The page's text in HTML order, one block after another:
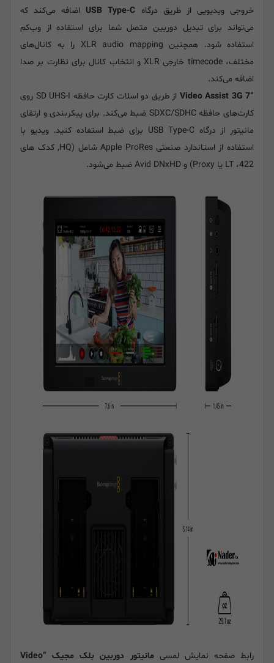
خروجی ویدیویی از طریق درگاه USB Type-C اضافه می‌کند که
می‌تواند برای تبدیل دوربین متصل شما برای استفاده از وب‌کم
استفاده شود. همچنین XLR audio mapping را به کانال‌های
مختلف، timecode خارجی XLR و انتخاب کانال برای نظارت بر صدا
اضافه می‌کند.
“Video Assist 3G 7
از طریق دو اسلات کارت حافظه SD UHS-I روی
کارت‌های حافظه SDXC/SDHC ضبط می‌کند. برای پیکربندی و ارتقای
مانیتور از درگاه USB Type-C برای ضبط استفاده کنید. ویدیو با
استفاده از استاندارد صنعتی Apple ProRes شامل (HQ, کدک های
422، LT یا Proxy) و Avid DNxHD ضبط می‌شود.
رابط صفحه نمایش لمسی
مانیتور دوربین بلک مجیک “Video